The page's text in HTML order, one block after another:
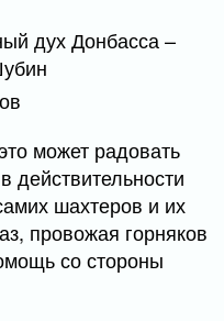
может радовать
действительности
шахтеров и их
провожая горняков
со стороны